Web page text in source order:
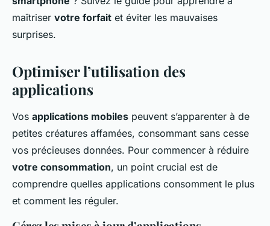
maîtriser votre forfait et éviter les mauvaises
surprises.
Optimiser l’utilisation des
applications
Vos applications mobiles peuvent s’apparenter à de
petites créatures affamées, consommant sans cesse
vos précieuses données. Pour commencer à réduire
votre consommation, un point crucial est de
comprendre quelles applications consomment le plus
et comment les réguler.